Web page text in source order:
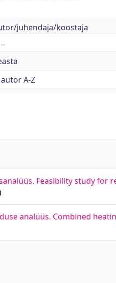
juhendaja/koostaja
Feasibility study for
analüüs. Combined